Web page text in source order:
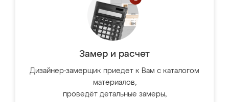
Замер и расчет
Дизайнер-замерщик приедет к Вам с каталогом
материалов,
проведёт детальные замеры,